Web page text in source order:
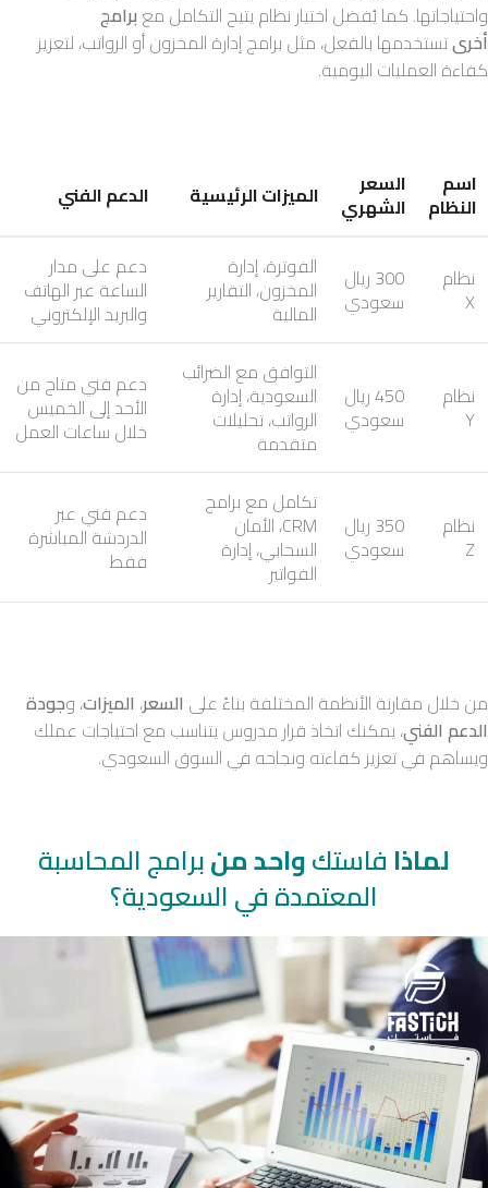
واحتياجاتها. كما يُفضل اختيار نظام يتيح التكامل مع برامج
أخرىتستخدمها بالفعل، مثل برامج إدارة المخزون أو الرواتب، لتعزيز
كفاءة العمليات اليومية.
اسم
النظام
السعر
الشهري الميزات الرئيسية الدعم الفني
نظام
X
300 ريال
سعودي
الفوترة، إدارة
المخزون، التقارير
المالية
دعم على مدار
الساعة عبر الهاتف
والبريد الإلكتروني
نظام
Y
450 ريال
سعودي
التوافق مع الضرائب
السعودية، إدارة
الرواتب، تحليلات
متقدمة
دعم فني متاح من
الأحد إلى الخميس
خلال ساعات العمل
نظام
Z
350 ريال
سعودي
تكامل مع برامج
CRM، الأمان
السحابي، إدارة
الفواتير
دعم فني عبر
الدردشة المباشرة
فقط
من خلال مقارنة الأنظمة المختلفة بناءً على السعر، الميزات، وجودة
الدعم الفني، يمكنك اتخاذ قرار مدروس يتناسب مع احتياجات عملك
ويساهم في تعزيز كفاءته ونجاحه في السوق السعودي.
لماذا فاستكواحد منبرامج المحاسبة
المعتمدة في السعودية؟